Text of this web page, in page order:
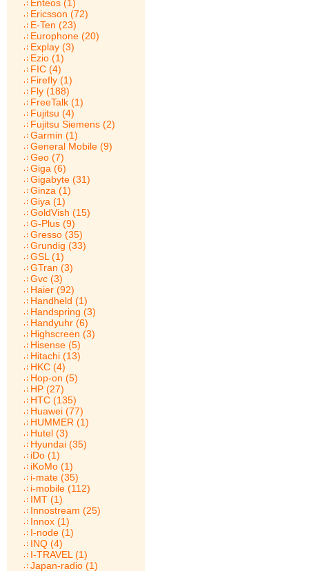
Enteos (1)
Ericsson (72)
E-Ten (23)
Europhone (20)
Explay (3)
Ezio (1)
FIC (4)
Firefly (1)
Fly (188)
FreeTalk (1)
Fujitsu (4)
Fujitsu Siemens (2)
Garmin (1)
General Mobile (9)
Geo (7)
Giga (6)
Gigabyte (31)
Ginza (1)
Giya (1)
GoldVish (15)
G-Plus (9)
Gresso (35)
Grundig (33)
GSL (1)
GTran (3)
Gvc (3)
Haier (92)
Handheld (1)
Handspring (3)
Handyuhr (6)
Highscreen (3)
Hisense (5)
Hitachi (13)
HKC (4)
Hop-on (5)
HP (27)
HTC (135)
Huawei (77)
HUMMER (1)
Hutel (3)
Hyundai (35)
iDo (1)
iKoMo (1)
i-mate (35)
i-mobile (112)
IMT (1)
Innostream (25)
Innox (1)
I-node (1)
INQ (4)
I-TRAVEL (1)
Japan-radio (1)